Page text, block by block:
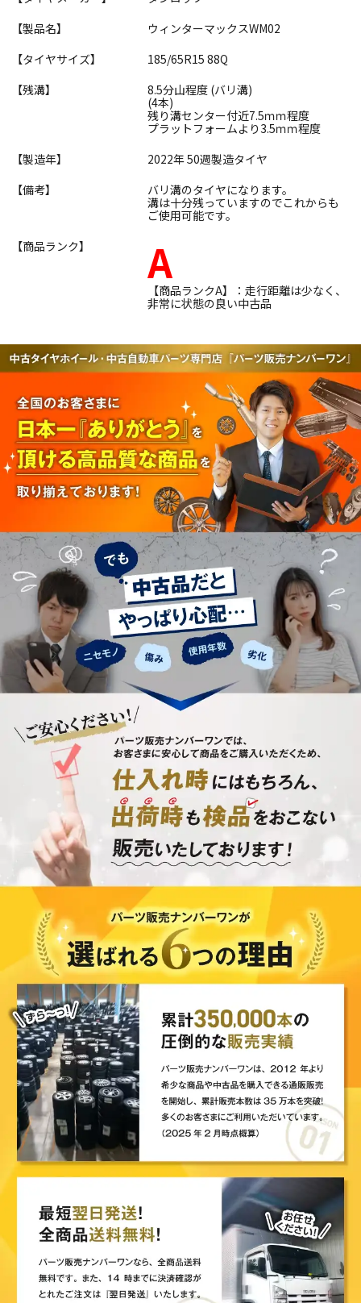
【製品名】
ウィンターマックスWM02
【タイヤサイズ】
185/65R15 88Q
【残溝】
8.5分山程度 (バリ溝)
(4本)
残り溝センター付近7.5ｍｍ程度
プラットフォームより3.5ｍｍ程度
【製造年】
2022年 50週製造タイヤ
【備考】
バリ溝のタイヤになります。
溝は十分残っていますのでこれからも
ご使用可能です。
【商品ランク】
A
【商品ランクA】：走行距離は少なく、
非常に状態の良い中古品